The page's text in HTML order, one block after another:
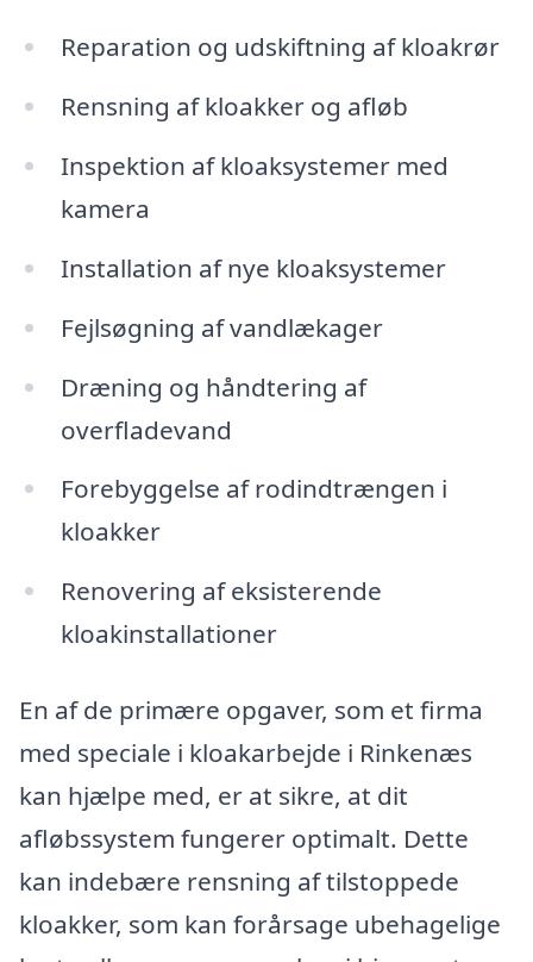
Reparation og udskiftning af kloakrør
Rensning af kloakker og afløb
Inspektion af kloaksystemer med
kamera
Installation af nye kloaksystemer
Fejlsøgning af vandlækager
Dræning og håndtering af
overfladevand
Forebyggelse af rodindtrængen i
kloakker
Renovering af eksisterende
kloakinstallationer
En af de primære opgaver, som et firma
med speciale i kloakarbejde i Rinkenæs
kan hjælpe med, er at sikre, at dit
afløbssystem fungerer optimalt. Dette
kan indebære rensning af tilstoppede
kloakker, som kan forårsage ubehagelige